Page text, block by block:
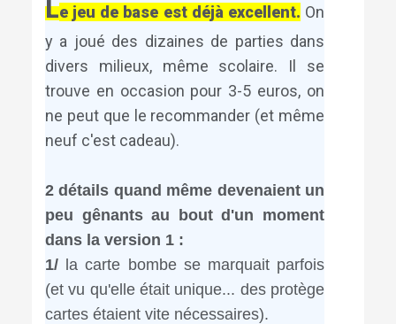
Le jeu de base est déjà excellent. On
y a joué des dizaines de parties dans
divers milieux, même scolaire. Il se
trouve en occasion pour 3-5 euros, on
ne peut que le recommander (et même
neuf c'est cadeau).
2 détails quand même devenaient un
peu gênants au bout d'un moment
dans la version 1 :
1/la carte bombe se marquait parfois
(et vu qu'elle était unique... des protège
cartes étaient vite nécessaires).